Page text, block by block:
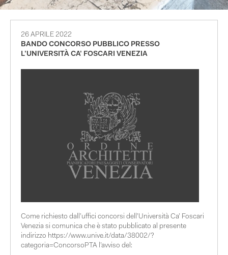
26 APRILE 2022
BANDO CONCORSO PUBBLICO PRESSO
L’UNIVERSITÀ CA’ FOSCARI VENEZIA
Come richiesto dall’uffici concorsi dell’Università Ca’ Foscari
Venezia si comunica che è stato pubblicato al presente
indirizzo https://www.unive.it/data/38002/?
categoria=ConcorsoPTA l’avviso del: